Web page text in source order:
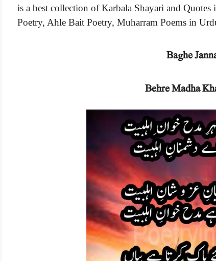
is a best collection of Karbala Shayari and
Poetry, Ahle Bait Poetry, Muharram Poems in
Baghe
Behre Madha